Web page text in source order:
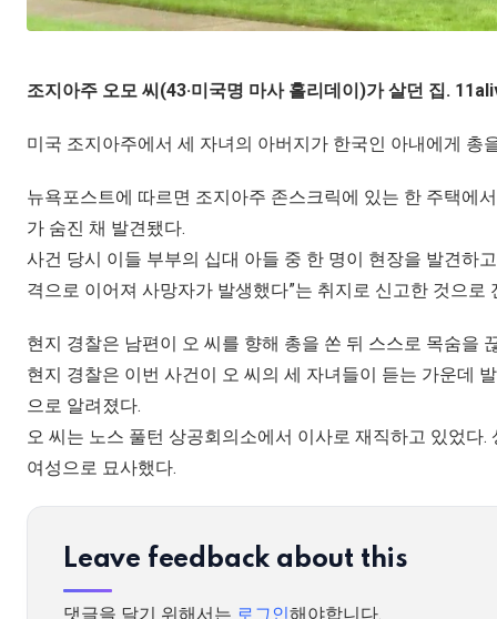
조지아주 오모 씨(43·미국명 마사 홀리데이)가 살던 집.
미국 조지아주에서 세 자녀의 아버지가 한국인 아내에게 총
뉴욕포스트에 따르면 조지아주 존스크릭에 있는 한 주택에
가 숨진 채 발견됐다.
사건 당시 이들 부부의 십대 아들 중 한 명이 현장을 발견하
격으로 이어져 사망자가 발생했다”는 취지로 신고한 것으로
현지 경찰은 남편이 오 씨를 향해 총을 쏜 뒤 스스로 목숨을
현지 경찰은 이번 사건이 오 씨의 세 자녀들이 듣는 가운데
으로 알려졌다.
오 씨는 노스 풀턴 상공회의소에서 이사로 재직하고 있었
여성으로 묘사했다.
Leave feedback about this
댓글을 달기 위해서는 로그인해야합니다.